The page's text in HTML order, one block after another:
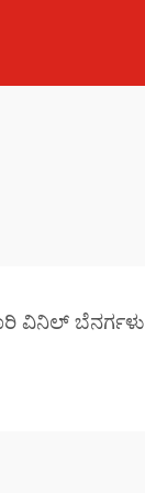
ವಿನಿಲ್ ಬೆನರ್ಗಳು